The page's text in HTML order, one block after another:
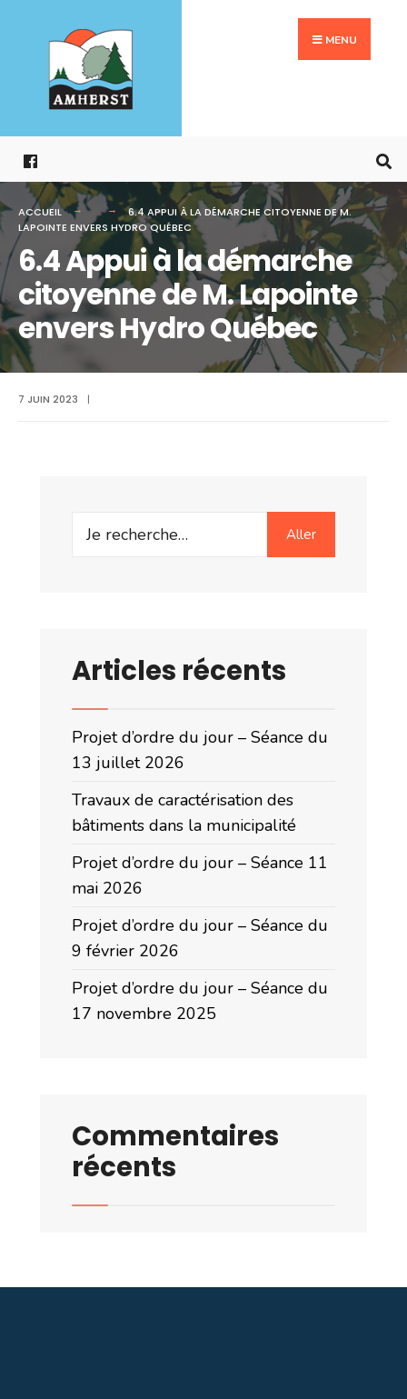
contenu
MENU
ACCUEIL
6.4 APPUI À LA DÉMARCHE CITOYENNE DE M.
LAPOINTE ENVERS HYDRO QUÉBEC
6.4 Appui à la démarche
citoyenne de M. Lapointe
envers Hydro Québec
7 JUIN 2023 |
Search
Aller
Articles récents
Projet d’ordre du jour – Séance du
13 juillet 2026
Travaux de caractérisation des
bâtiments dans la municipalité
Projet d’ordre du jour – Séance 11
mai 2026
Projet d’ordre du jour – Séance du
9 février 2026
Projet d’ordre du jour – Séance du
17 novembre 2025
Commentaires
récents
for: